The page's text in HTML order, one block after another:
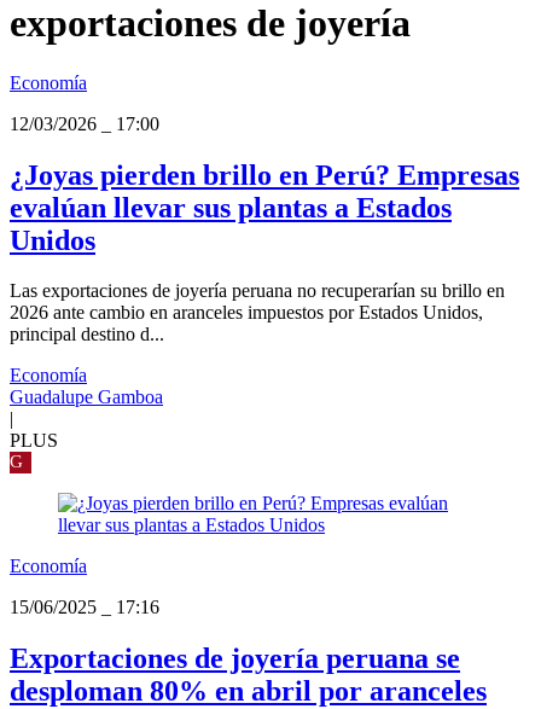
exportaciones de joyería
Economía
12/03/2026
17:00
¿Joyas pierden brillo en Perú? Empresas
evalúan llevar sus plantas a Estados
Unidos
Las exportaciones de joyería peruana no recuperarían su brillo en
2026 ante cambio en aranceles impuestos por Estados Unidos,
principal destino d...
Economía
Guadalupe Gamboa
PLUS
G
Economía
15/06/2025
17:16
Exportaciones de joyería peruana se
desploman 80% en abril por aranceles